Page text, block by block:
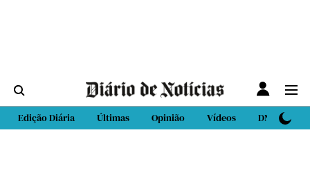
Edição Diária Últimas Opinião Vídeos DN Sport